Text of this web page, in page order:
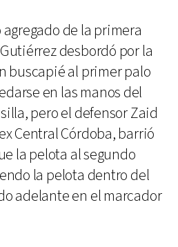
de la primera
desbordó por la
buscapié al primer palo
en las manos del
pero el defensor Zaid
Central Córdoba, barrió
la pelota al segundo
la pelota dentro del
adelante en el marcador